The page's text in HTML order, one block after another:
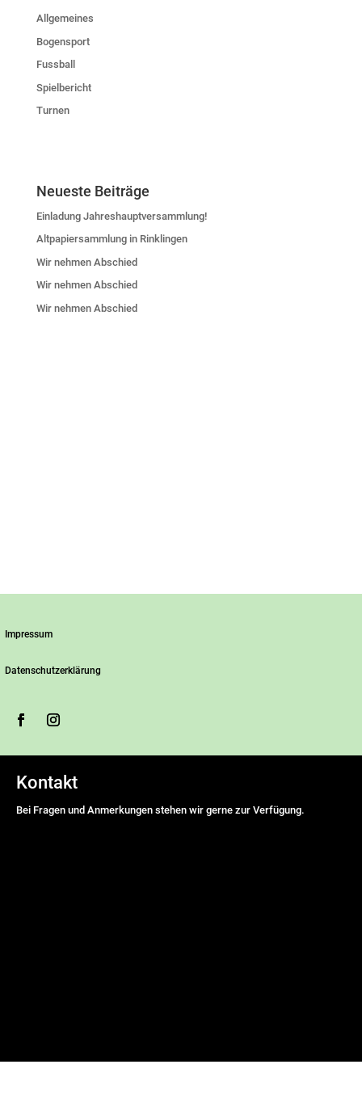
Allgemeines
Bogensport
Fussball
Spielbericht
Turnen
Neueste Beiträge
Einladung Jahreshauptversammlung!
Altpapiersammlung in Rinklingen
Wir nehmen Abschied
Wir nehmen Abschied
Wir nehmen Abschied
Impressum
Datenschutzerklärung
Kontakt
Bei Fragen und Anmerkungen stehen wir gerne zur Verfügung.